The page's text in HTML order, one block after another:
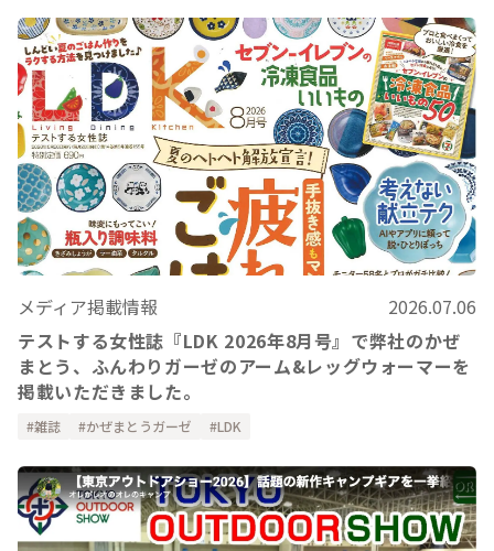
メディア掲載情報
2026.07.06
テストする女性誌『LDK 2026年8月号』で弊社のかぜ
まとう、ふんわりガーゼのアーム&レッグウォーマーを
掲載いただきました。
雑誌 かぜまとうガーゼ LDK